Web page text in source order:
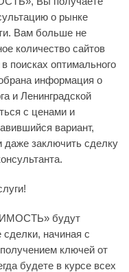
о рынке
Вам больше не
количество сайтов
поисках оптимального
информация о
и Ленинградской
с ценами и
вариант,
даже заключить сделку
будут
начиная с
ключей от
будете в курсе всех